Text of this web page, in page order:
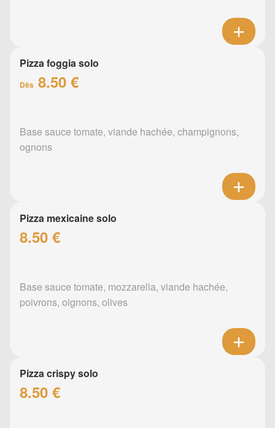
Pizza foggia solo
Dès 8.50 €
Base sauce tomate, viande hachée, champignons,
ognons
Pizza mexicaine solo
8.50 €
Base sauce tomate, mozzarella, viande hachée,
poivrons, oignons, olives
Pizza crispy solo
8.50 €